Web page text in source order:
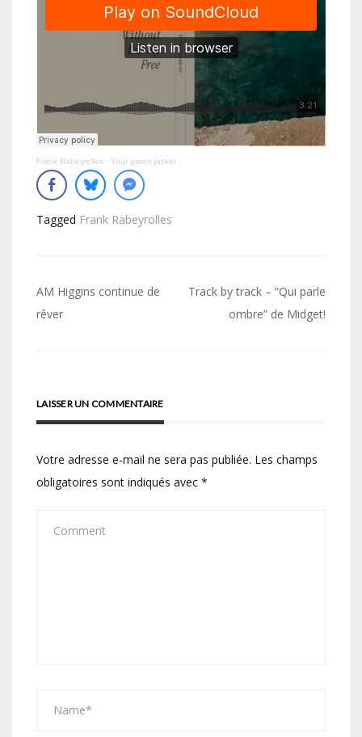
Frank Rabeyrolles · Your green jacket
Tagged Frank Rabeyrolles
Navigation
de
AM Higgins continue de
rêver
Track by track – “Qui parle
ombre” de Midget!
LAISSER UN COMMENTAIRE
Votre adresse e-mail ne sera pas publiée. Les champs
obligatoires sont indiqués avec *